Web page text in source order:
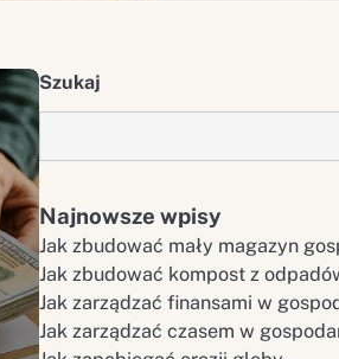
Szukaj
Najnowsze wpisy
Jak zbudować mały magazyn
Jak zbudować kompost z
Jak zarządzać finansami w
Jak zarządzać czasem w